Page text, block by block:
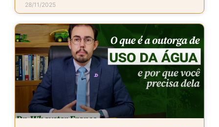
28/11/2025